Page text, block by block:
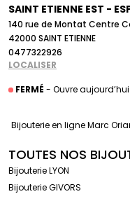
SAINT ETIENNE EST -
140 rue de Montat Centre
42000 SAINT ETIENNE
0477322926
LOCALISER
FERMÉ - Ouvre
Bijouterie en ligne Marc
TOUTES NOS
Bijouterie LYON
Bijouterie GIVORS